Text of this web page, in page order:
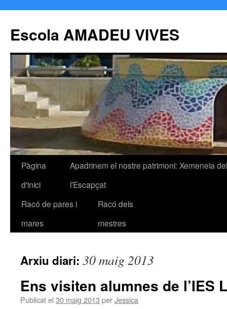
Escola AMADEU VIVES
Vés
contingut
Pàgina
d'inici
Apadrinem el nostre patrimoni: Xemeneia
l’Escapçat
Racó de pares i
mares
Racó dels
mestres
Arxiu diari: 30 maig 2013
Ens visiten alumnes de l’IES
Publicat el 30 maig 2013 perJessica